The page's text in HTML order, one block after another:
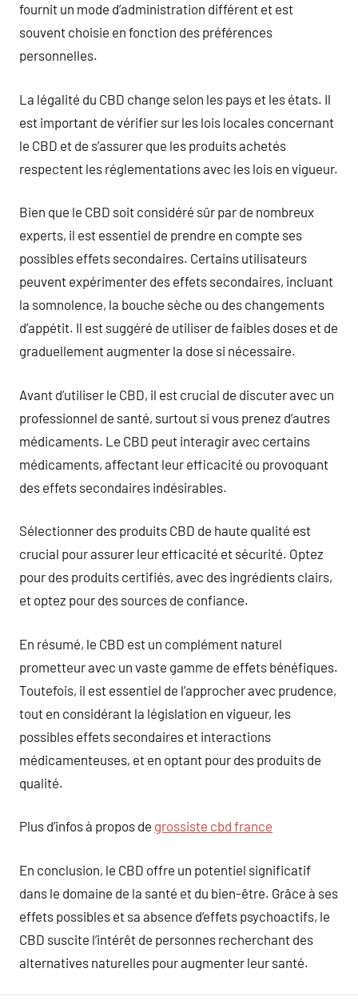
fournit un mode d’administration différent et est
souvent choisie en fonction des préférences
personnelles.
La légalité du CBD change selon les pays et les états. Il
est important de vérifier sur les lois locales concernant
le CBD et de s’assurer que les produits achetés
respectent les réglementations avec les lois en vigueur.
Bien que le CBD soit considéré sûr par de nombreux
experts, il est essentiel de prendre en compte ses
possibles effets secondaires. Certains utilisateurs
peuvent expérimenter des effets secondaires, incluant
la somnolence, la bouche sèche ou des changements
d’appétit. Il est suggéré de utiliser de faibles doses et de
graduellement augmenter la dose si nécessaire.
Avant d’utiliser le CBD, il est crucial de discuter avec un
professionnel de santé, surtout si vous prenez d’autres
médicaments. Le CBD peut interagir avec certains
médicaments, affectant leur efficacité ou provoquant
des effets secondaires indésirables.
Sélectionner des produits CBD de haute qualité est
crucial pour assurer leur efficacité et sécurité. Optez
pour des produits certifiés, avec des ingrédients clairs,
et optez pour des sources de confiance.
En résumé, le CBD est un complément naturel
prometteur avec un vaste gamme de effets bénéfiques.
Toutefois, il est essentiel de l’approcher avec prudence,
tout en considérant la législation en vigueur, les
possibles effets secondaires et interactions
médicamenteuses, et en optant pour des produits de
qualité.
Plus d’infos à propos de grossiste cbd france
En conclusion, le CBD offre un potentiel significatif
dans le domaine de la santé et du bien-être. Grâce à ses
effets possibles et sa absence d’effets psychoactifs, le
CBD suscite l’intérêt de personnes recherchant des
alternatives naturelles pour augmenter leur santé.